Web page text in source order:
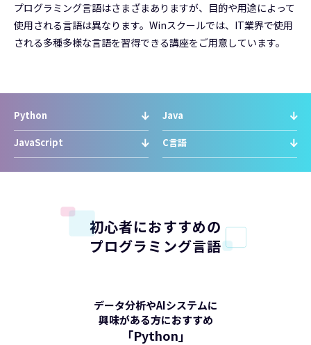
プログラミング言語はさまざまありますが、目的や用途によって
使用される言語は異なります。Winスクールでは、IT業界で使用
される多種多様な言語を習得できる講座をご用意しています。
Python Java
JavaScript C言語
初心者におすすめの
プログラミング言語
データ分析やAIシステムに
興味がある方におすすめ
「Python」